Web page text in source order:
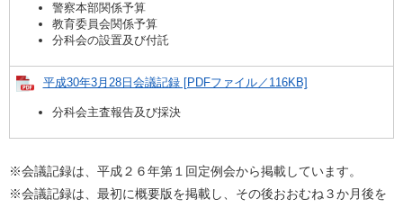
警察本部関係予算
教育委員会関係予算
分科会の設置及び付託
平成30年3月28日会議記録 [PDFファイル／116KB]
分科会主査報告及び採決
※会議記録は、平成２６年第１回定例会から掲載しています。
※会議記録は、最初に概要版を掲載し、その後おおむね３か月後を